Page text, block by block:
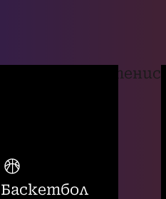
Баскетбол
тенис